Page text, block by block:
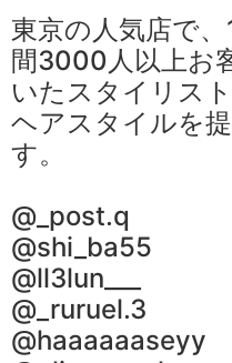
東京の人気店で
間3000人以上お
いたスタイリス
ヘアスタイルを
す。
@_post.q
@shi_ba55
@ll3lun___
@_ruruel.3
@haaaaaaseyy